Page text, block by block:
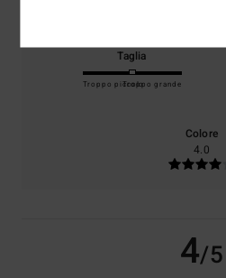
Taglia
Troppo piccoloTroppo grande
Colore
4.0
4/5